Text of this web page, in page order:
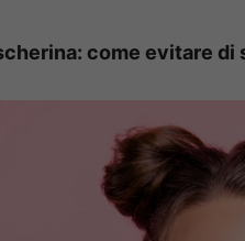
come evitare